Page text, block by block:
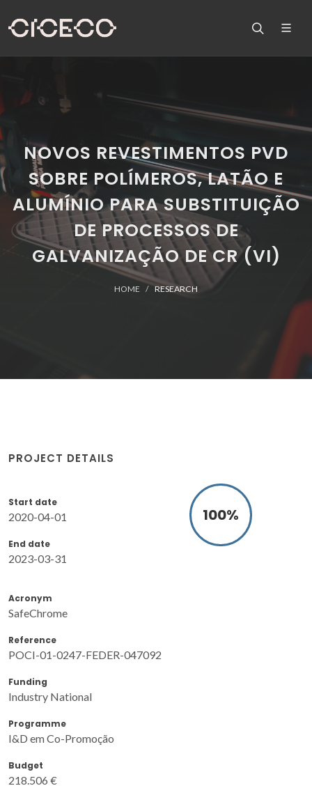
NOVOS REVESTIMENTOS PVD
SOBRE POLÍMEROS, LATÃO E
ALUMÍNIO PARA SUBSTITUIÇÃO
DE PROCESSOS DE
GALVANIZAÇÃO DE CR (VI)
HOME RESEARCH
PROJECT DETAILS
Start date
2020-04-01
End date
2023-03-31
100%
Acronym
SafeChrome
Reference
POCI-01-0247-FEDER-047092
Funding
Industry National
Programme
I&D em Co-Promoção
Budget
218.506 €